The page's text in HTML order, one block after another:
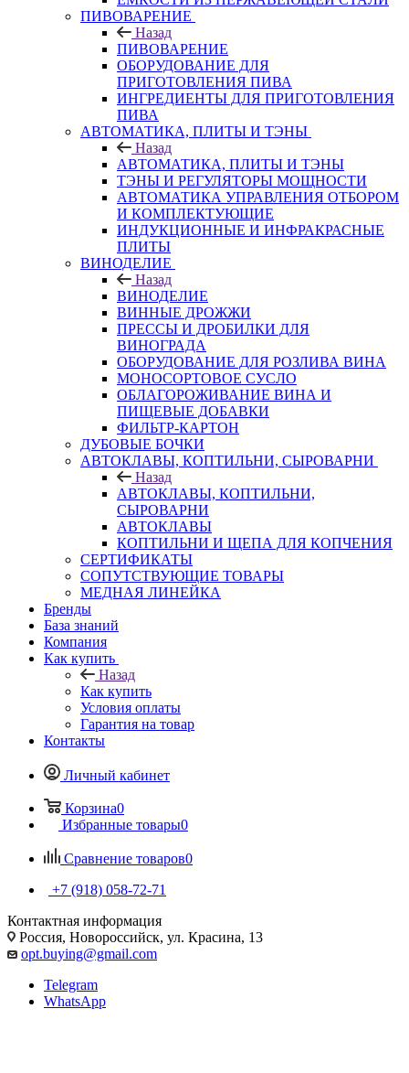
ПИВОВАРЕНИЕ
Назад
ПИВОВАРЕНИЕ
ОБОРУДОВАНИЕ ДЛЯ
ПРИГОТОВЛЕНИЯ ПИВА
ИНГPЕДИЕНТЫ ДЛЯ ПРИГОТОВЛЕНИЯ
ПИВА
АВТОМАТИКА, ПЛИТЫ И ТЭНЫ
Назад
АВТОМАТИКА, ПЛИТЫ И ТЭНЫ
ТЭНЫ И РЕГУЛЯТОРЫ МОЩНОСТИ
АВТОМАТИКА УПРАВЛЕНИЯ ОТБОРОМ
И КОМПЛЕКТУЮЩИЕ
ИНДУКЦИОННЫЕ И ИНФРАКРАСНЫЕ
ПЛИТЫ
ВИНОДЕЛИЕ
Назад
ВИНОДЕЛИЕ
ВИННЫЕ ДРОЖЖИ
ПРЕССЫ И ДРОБИЛКИ ДЛЯ
ВИНОГРАДА
ОБОРУДОВАНИЕ ДЛЯ РОЗЛИВА ВИНА
МОНОСОРТОВОЕ СУСЛО
ОБЛАГОРОЖИВАНИЕ ВИНА И
ПИЩЕВЫЕ ДОБАВКИ
ФИЛЬТР-КАРТОН
ДУБОВЫЕ БОЧКИ
АВТОКЛАВЫ, КОПТИЛЬНИ, СЫРОВАРНИ
Назад
АВТОКЛАВЫ, КОПТИЛЬНИ,
СЫРОВАРНИ
АВТОКЛАВЫ
КОПТИЛЬНИ И ЩЕПА ДЛЯ КОПЧЕНИЯ
СЕРТИФИКАТЫ
СОПУТСТВУЮЩИЕ ТОВАРЫ
МЕДНАЯ ЛИНЕЙКА
Бренды
База знаний
Компания
Как купить
Назад
Как купить
Условия оплаты
Гарантия на товар
Контакты
Личный кабинет
Корзина0
Избранные товары0
Сравнение товаров0
+7 (918) 058-72-71
Контактная информация
Россия, Новороссийск, ул. Красина, 13
opt.buying@gmail.com
Telegram
WhatsApp